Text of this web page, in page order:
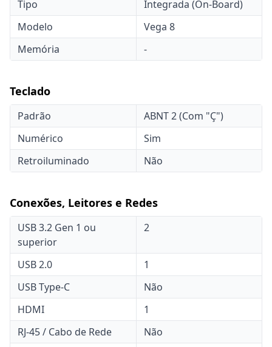
Tipo
Integrada (On-Board)
Modelo
Vega 8
Memória
-
Teclado
Padrão
ABNT 2 (Com "Ç")
Numérico
Sim
Retroiluminado
Não
Conexões, Leitores e Redes
USB 3.2 Gen 1 ou
superior
2
USB 2.0
1
USB Type-C
Não
HDMI
1
RJ-45 / Cabo de Rede
Não